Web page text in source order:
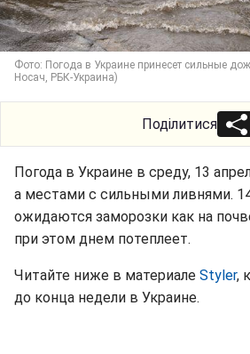
Фото: Погода в Украине принесет сильные
Носач, РБК-Украина)
Поділитися
Погода в Украине в среду, 13
а местами с сильными ливнями.
ожидаются заморозки как на
при этом днем потеплеет.
Читайте ниже в материале Styler,
до конца недели в Украине.